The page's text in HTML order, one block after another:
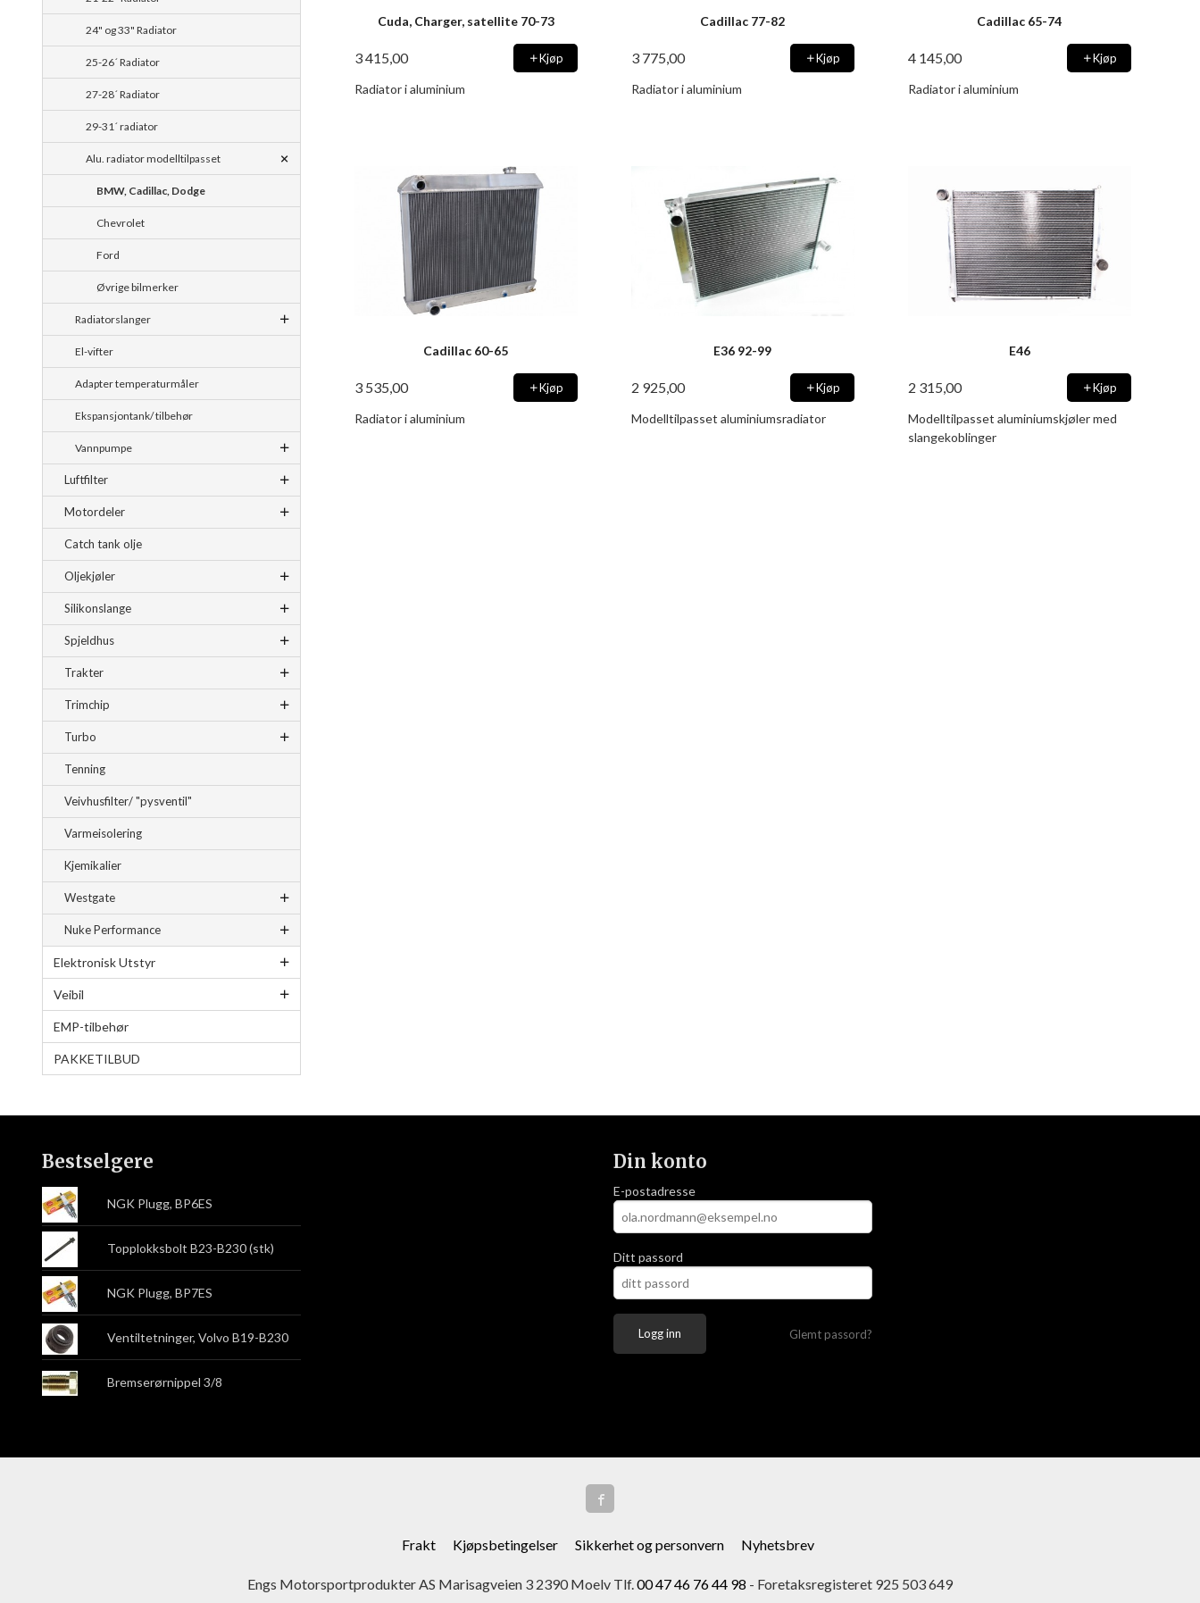
24" og 33" Radiator
25-26´ Radiator
27-28´ Radiator
29-31´ radiator
Alu. radiator modelltilpasset
BMW, Cadillac, Dodge
Chevrolet
Ford
Øvrige bilmerker
Radiatorslanger
El-vifter
Adapter temperaturmåler
Ekspansjontank/ tilbehør
Vannpumpe
Luftfilter
Motordeler
Catch tank olje
Oljekjøler
Silikonslange
Spjeldhus
Trakter
Trimchip
Turbo
Tenning
Veivhusfilter/ "pysventil"
Varmeisolering
Kjemikalier
Westgate
Nuke Performance
Elektronisk Utstyr
Veibil
EMP-tilbehør
PAKKETILBUD
Cuda, Charger, satellite 70-73
3 415,00 Kjøp
Radiator i aluminium
Cadillac 77-82
3 775,00 Kjøp
Radiator i aluminium
Cadillac 65-74
4 145,00 Kjøp
Radiator i aluminium
Cadillac 60-65
3 535,00 Kjøp
Radiator i aluminium
E36 92-99
2 925,00 Kjøp
Modelltilpasset aluminiumsradiator
E46
2 315,00 Kjøp
Modelltilpasset aluminiumskjøler med
slangekoblinger
Bestselgere
NGK Plugg, BP6ES
Topplokksbolt B23-B230 (stk)
NGK Plugg, BP7ES
Ventiltetninger, Volvo B19-B230
Bremserørnippel 3/8
Din konto
E-postadresse
Ditt passord
Glemt passord?
Frakt Kjøpsbetingelser Sikkerhet og personvern Nyhetsbrev
Engs Motorsportprodukter AS Marisagveien 3 2390 Moelv Tlf.00 47 46 76 44 98 - Foretaksregisteret 925 503 649